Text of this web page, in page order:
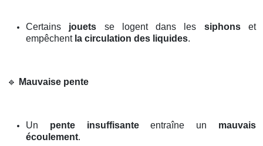
Certains jouets se logent dans les siphonset
empêchent la circulation des liquides.
🔹 Mauvaise pente
Un pente insuffisanteentraîne un mauvais
écoulement.